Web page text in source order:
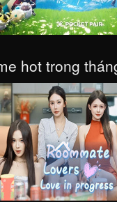
hot trong
VIEW